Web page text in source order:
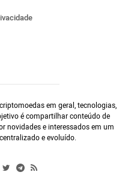
em geral, tecnologias,
é compartilhar conteúdo de
novidades e interessados em um
e evoluído.